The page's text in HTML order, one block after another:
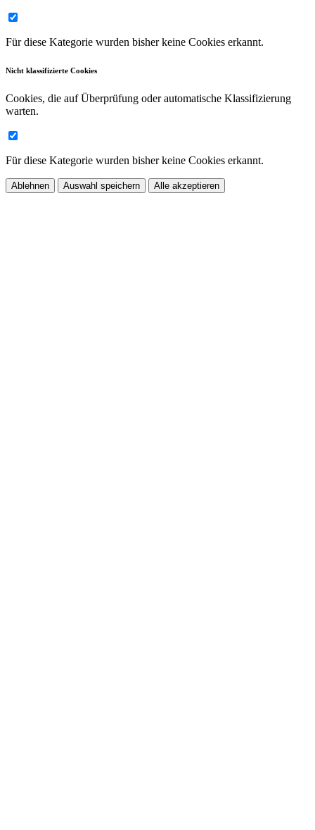
Für diese Kategorie wurden bisher keine Cookies erkannt.
Nicht klassifizierte Cookies
Cookies, die auf Überprüfung oder automatische Klassifizierung
warten.
Für diese Kategorie wurden bisher keine Cookies erkannt.
Ablehnen Auswahl speichern Alle akzeptieren